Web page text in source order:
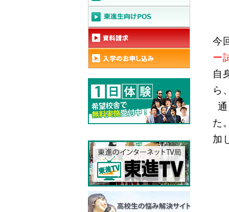
今
ー
自
ら
た
加